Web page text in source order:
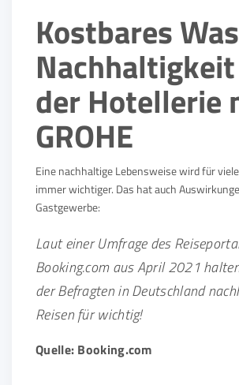
Kostbares
der Hotellerie
GROHE
Eine nachhaltige Lebensweise wird für
immer wichtiger. Das hat auch
Gastgewerbe:
Laut einer Umfrage des
Booking.com aus April 2021
der Befragten in Deutschland
Reisen für wichtig!
Quelle: Booking.com